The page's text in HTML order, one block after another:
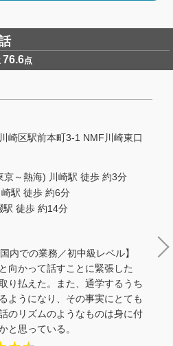
76.6点
崎区駅前本町3-1 NMF川崎東口
京～熱海) 川崎駅 徒歩 約3分
駅 徒歩 約6分
駅 徒歩 約14分
内での業務／初中級レベル】
向かって話すことに緊張した
り払えた。また、通学するうち
ようになり、その事実にとても
のリズムのようなものは身に付
と思っている。